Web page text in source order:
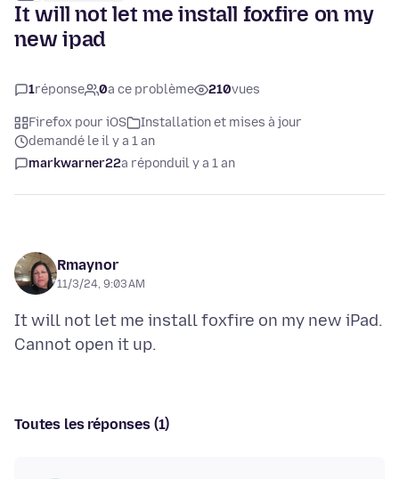
It will not let me install foxfire on my
new ipad
1réponse 0a ce problème 210vues
Firefox pour iOS
Installation et mises à jour
demandé le il y a 1 an
markwarner22a réponduil y a 1 an
Rmaynor
11/3/24, 9:03 AM
It will not let me install foxfire on my new iPad.
Toutes les réponses (1)